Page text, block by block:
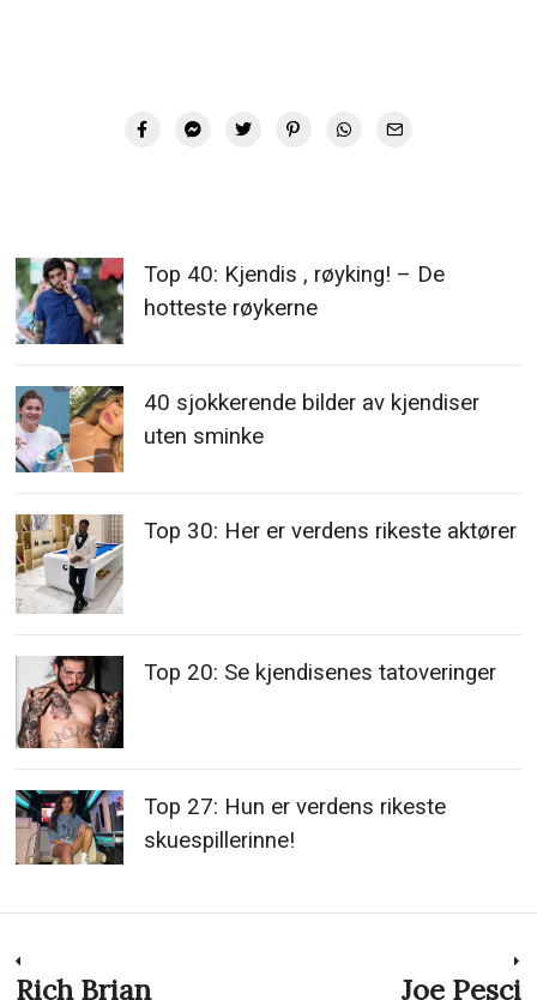
Top 40: Kjendis , røyking! – De
hotteste røykerne
40 sjokkerende bilder av kjendiser
uten sminke
Top 30: Her er verdens rikeste aktører
Top 20: Se kjendisenes tatoveringer
Top 27: Hun er verdens rikeste
skuespillerinne!
Innleggsnavigasjon
Previous
Rich Brian Joe Pesci